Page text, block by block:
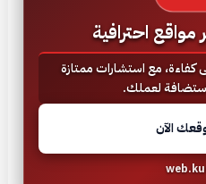
احترافية
كفاءة، مع استشارات ممتازة
لعملك.
الآن